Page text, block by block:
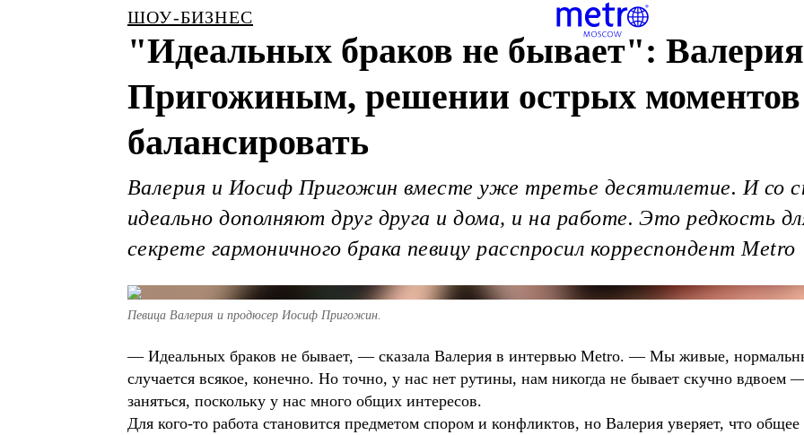
ШОУ-БИЗНЕС
"Идеальных браков не бывает":
Пригожиным, решении острых
балансировать
Валерия и Иосиф Пригожин вместе уже третье десятилетие. И со
идеально дополняют друг друга и дома, и на работе. Это редкость
секрете гармоничного брака певицу расспросил корреспондент Metro
Певица Валерия и продюсер Иосиф Пригожин.
― Идеальных браков не бывает, ― сказала Валерия в интервью Metro. ― Мы живые,
случается всякое, конечно. Но точно, у нас нет рутины, нам никогда не бывает скучно вдвоем
заняться, поскольку у нас много общих интересов.
Для кого-то работа становится предметом спором и конфликтов, но Валерия уверяет, что